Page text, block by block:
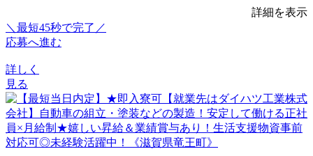
詳細を表示
＼最短45秒で完了／
応募へ進む
詳しく
見る